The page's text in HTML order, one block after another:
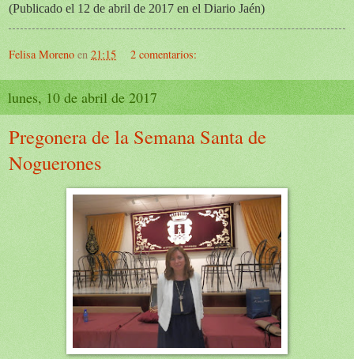
(Publicado el 12 de abril de 2017 en el Diario Jaén)
Felisa Moreno en 21:15 2 comentarios:
lunes, 10 de abril de 2017
Pregonera de la Semana Santa de
Noguerones